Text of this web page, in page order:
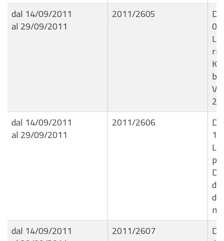
dal 14/09/2011
al 29/09/2011
2011/2605
dal 14/09/2011
al 29/09/2011
2011/2606
dal 14/09/2011
2011/2607